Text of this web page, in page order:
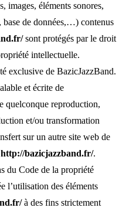
images, éléments sonores,
base de données,…) contenus
sont protégés par le droit
intellectuelle.
exclusive de BazicJazzBand.
et écrite de
quelconque reproduction,
et/ou transformation
sur un autre site web de
http://bazicjazzband.fr/.
du Code de la propriété
l’utilisation des éléments
à des fins strictement